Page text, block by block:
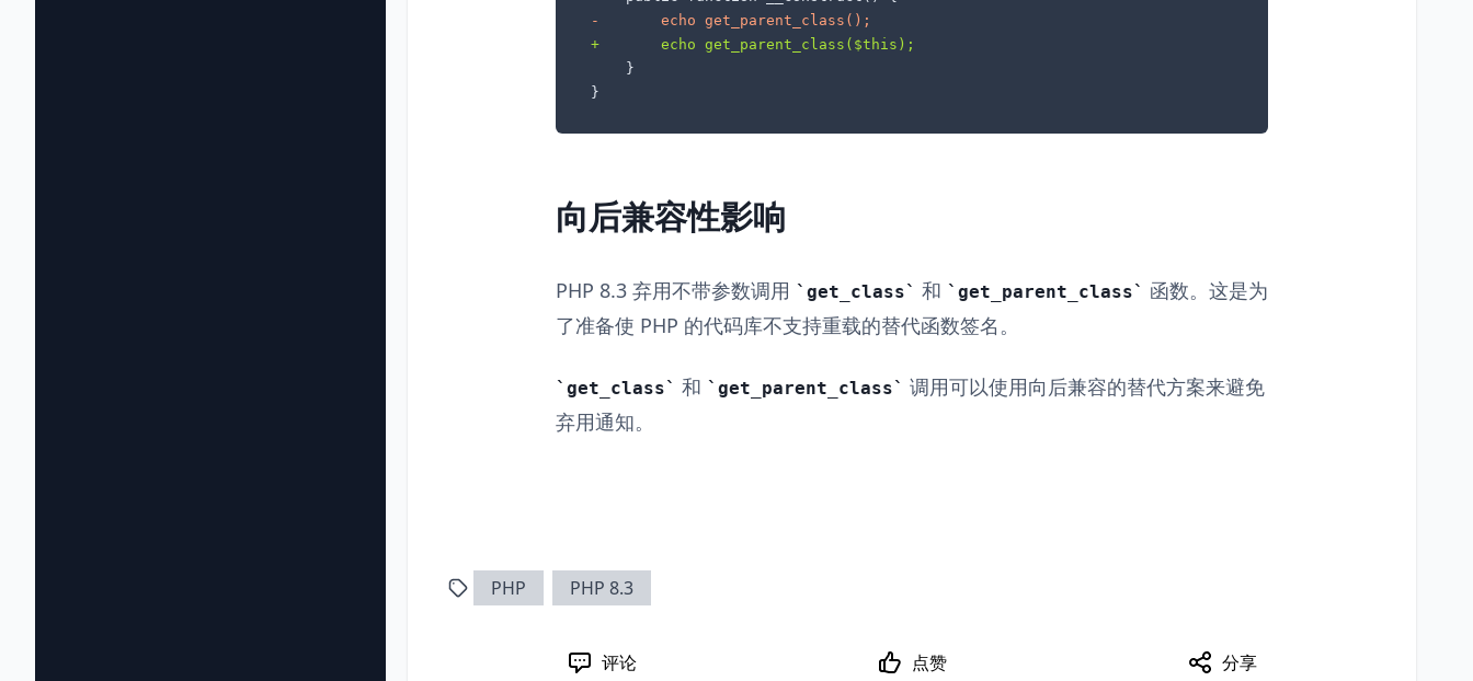
-       echo get_parent_class();
+       echo get_parent_class($this);
    }
}
向后兼容性影响
PHP 8.3 弃用不带参数调用 get_class 和 get_parent_class
函数。这是为
了准备使 PHP 的代码库不支持重载的替代函数签名。
get_class 和 get_parent_class
调用可以使用向后兼容的替代方案来避免
弃用通知。
PHP PHP 8.3
评论 点赞 分享